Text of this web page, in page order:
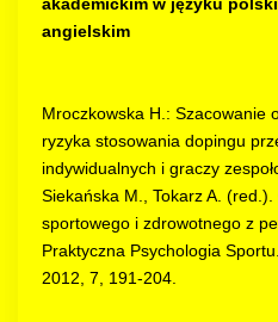
angielskim
Mroczkowska H.: Szacowanie
ryzyka stosowania dopingu
indywidualnych i graczy
Siekańska M., Tokarz A.
sportowego i zdrowotnego z
Praktyczna Psychologia
2012, 7, 191-204.